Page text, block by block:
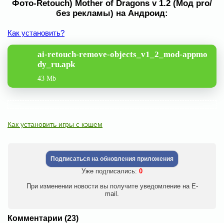
Фото-Retouch) Mother of Dragons v 1.2 (Мод pro/
без рекламы) на Андроид:
Как установить?
ai-retouch-remove-objects_v1_2_mod-appmo
dy_ru.apk
43 Mb
Как установить игры с кэшем
Подписаться на обновления приложения
Уже подписались: 0
При изменении новости вы получите уведомление на E-
mail.
Комментарии (23)